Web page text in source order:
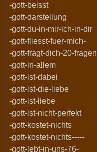
-gott-beisst
-gott-darstellung
-gott-du-in-mir-ich-in-dir
-gott-fliesst-fuer-mich-
-gott-fragt-dich-20-fragen
-gott-in-allem
-gott-ist-dabei
-gott-ist-die-liebe
-gott-ist-liebe
-gott-ist-nicht-perfekt
-gott-kostet-nichts
-gott-kostet-nichts-----
-gott-lebt-in-uns-76-